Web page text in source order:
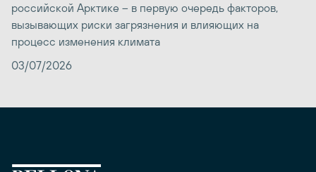
российской Арктике – в первую очередь факторов,
вызывающих риски загрязнения и влияющих на
процесс изменения климата
03/07/2026